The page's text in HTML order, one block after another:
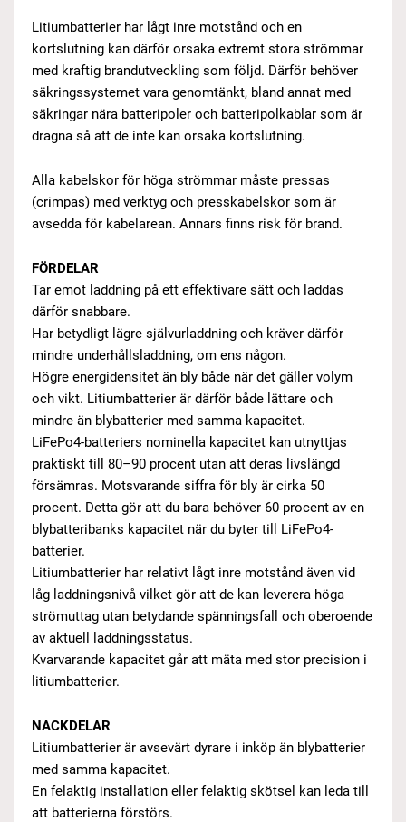
Litiumbatterier har lågt inre motstånd och en
kortslutning kan därför orsaka extremt stora strömmar
med kraftig brandutveckling som följd. Därför behöver
säkringssystemet vara genomtänkt, bland annat med
säkringar nära batteripoler och batteripolkablar som är
dragna så att de inte kan orsaka kortslutning.
Alla kabelskor för höga strömmar måste pressas
(crimpas) med verktyg och presskabelskor som är
avsedda för kabelarean. Annars finns risk för brand.
FÖRDELAR
Tar emot laddning på ett effektivare sätt och laddas
därför snabbare.
Har betydligt lägre självurladdning och kräver därför
mindre underhållsladdning, om ens någon.
Högre energidensitet än bly både när det gäller volym
och vikt. Litiumbatterier är därför både lättare och
mindre än blybatterier med samma kapacitet.
LiFePo4-batteriers nominella kapacitet kan utnyttjas
praktiskt till 80–90 procent utan att deras livslängd
försämras. Motsvarande siffra för bly är cirka 50
procent. Detta gör att du bara behöver 60 procent av en
blybatteribanks kapacitet när du byter till LiFePo4-
batterier.
Litiumbatterier har relativt lågt inre motstånd även vid
låg laddningsnivå vilket gör att de kan leverera höga
strömuttag utan betydande spänningsfall och oberoende
av aktuell laddningsstatus.
Kvarvarande kapacitet går att mäta med stor precision i
litiumbatterier.
NACKDELAR
Litiumbatterier är avsevärt dyrare i inköp än blybatterier
med samma kapacitet.
En felaktig installation eller felaktig skötsel kan leda till
att batterierna förstörs.